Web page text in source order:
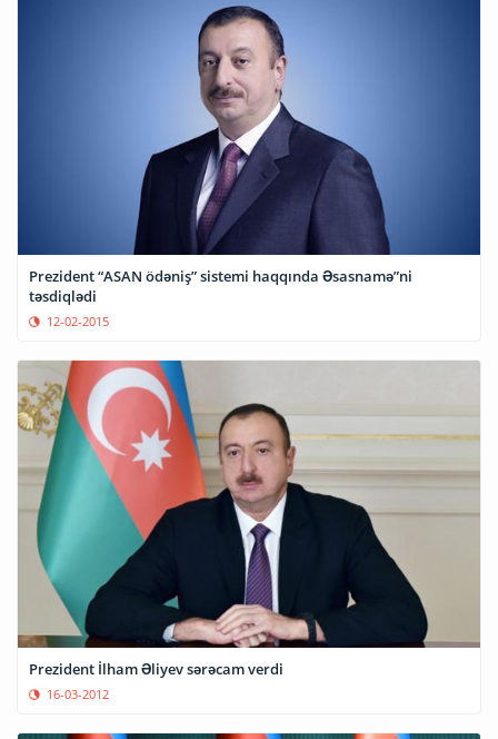
Prezident “ASAN ödəniş” sistemi haqqında Əsasnamə”ni
təsdiqlədi
12-02-2015
Prezident İlham Əliyev sərəcam verdi
16-03-2012